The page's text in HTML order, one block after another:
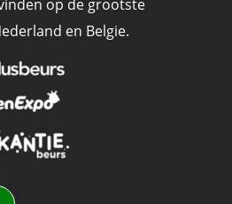
op de grootste
en Belgie.